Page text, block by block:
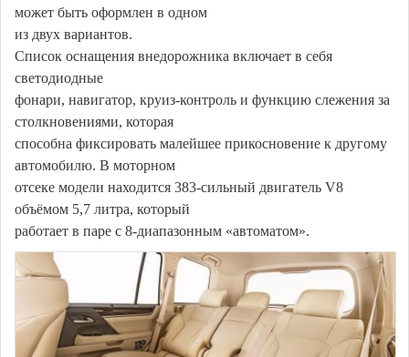
может быть оформлен в одном
из двух вариантов.
Список оснащения внедорожника включает в себя
светодиодные
фонари, навигатор, круиз-контроль и функцию слежения за
столкновениями, которая
способна фиксировать малейшее прикосновение к другому
автомобилю. В моторном
отсеке модели находится 383-сильный двигатель V8
объёмом 5,7 литра, который
работает в паре с 8-диапазонным «автоматом».